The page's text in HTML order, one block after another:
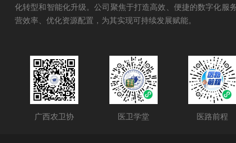
化转型和智能化升级。公司聚焦于打造高效、便捷的数字化服
营效率、优化资源配置，为其实现可持续发展赋能。
广西农卫协 医卫学堂 医路前程
业服务平台，旨在为医院和求职者提供便捷
资源和功能，帮助他们在职业道路上不断前行
医路前程